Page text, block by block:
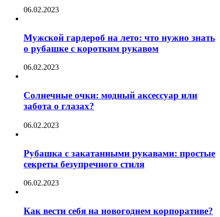
06.02.2023
Мужской гардероб на лето: что нужно знать
о рубашке с коротким рукавом
06.02.2023
Солнечные очки: модный аксессуар или
забота о глазах?
06.02.2023
Рубашка с закатанными рукавами: простые
секреты безупречного стиля
06.02.2023
Как вести себя на новогоднем корпоративе?